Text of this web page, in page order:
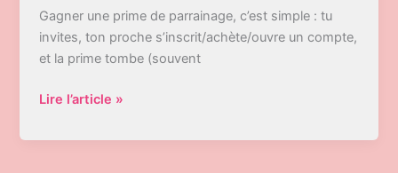
comparatif
2026)
Gagner une prime de parrainage, c’est simple : tu
invites, ton proche s’inscrit/achète/ouvre un compte,
et la prime tombe (souvent
Quels
les
Lire l’article »